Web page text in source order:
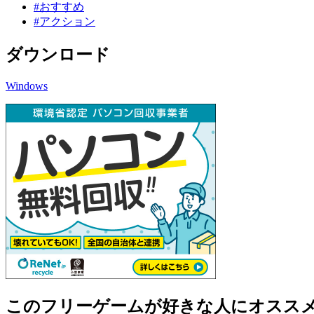
#おすすめ
#アクション
ダウンロード
Windows
このフリーゲームが好きな人にオスス